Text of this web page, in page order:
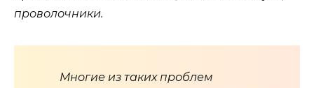
проволочники.
Многие из таких проблем